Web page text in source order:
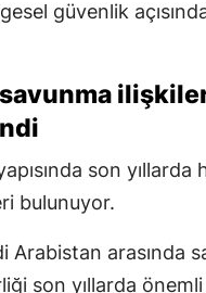
güvenlik
son yıllarda
bulunuyor.
Arabistan arasında
son yıllarda